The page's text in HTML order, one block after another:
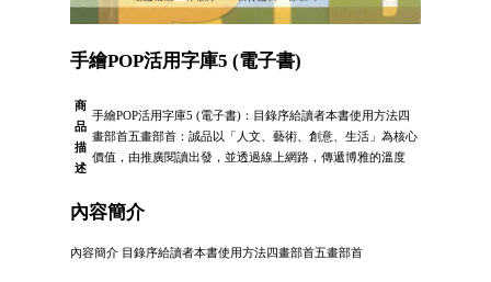
手繪POP活用字庫5 (電子書)
商
品
描
述
手繪POP活用字庫5 (電子書)：目錄序給讀者本書使用方法四
畫部首五畫部首：誠品以「人文、藝術、創意、生活」為核心
價值，由推廣閱讀出發，並透過線上網路，傳遞博雅的溫度
內容簡介
內容簡介 目錄序給讀者本書使用方法四畫部首五畫部首